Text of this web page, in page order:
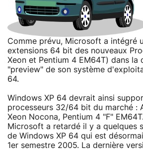
Comme prévu, Microsoft a intégré
extensions 64 bit des nouveaux
Xeon et Pentium 4 EM64T) dans la
"preview" de son système
64.
Windows XP 64 devrait ainsi
processeurs 32/64 bit du marché :
Xeon Nocona, Pentium 4 "F"
Microsoft a retardé il y a quelques
de Windows XP 64 qui est
1er semestre 2005. La dernière